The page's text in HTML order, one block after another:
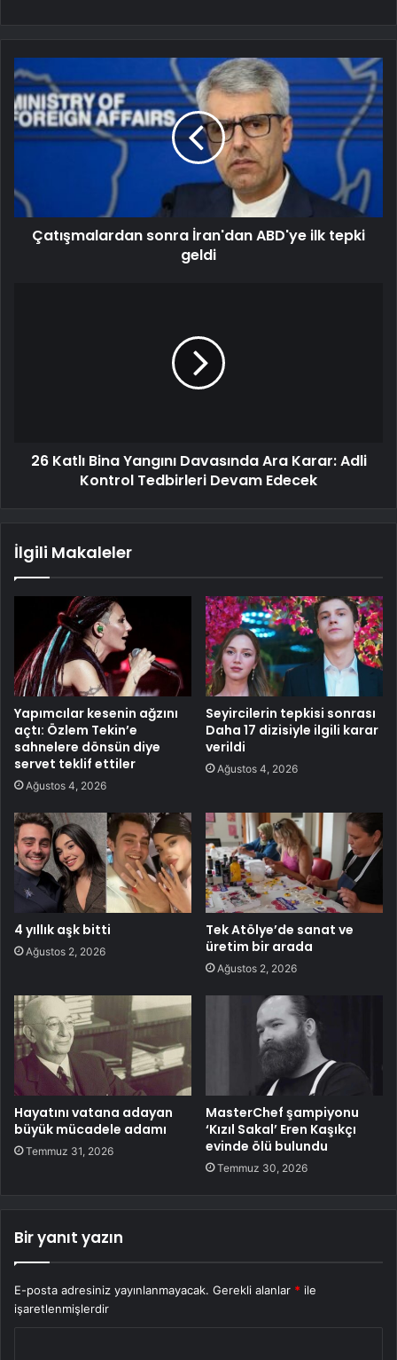
Çatışmalardan sonra İran'dan ABD'ye ilk tepki
geldi
26 Katlı Bina Yangını Davasında Ara Karar: Adli
Kontrol Tedbirleri Devam Edecek
İlgili Makaleler
Yapımcılar kesenin ağzını
açtı: Özlem Tekin’e
sahnelere dönsün diye
servet teklif ettiler
Ağustos 4, 2026
Seyircilerin tepkisi sonrası
Daha 17 dizisiyle ilgili karar
verildi
Ağustos 4, 2026
4 yıllık aşk bitti
Ağustos 2, 2026
Tek Atölye’de sanat ve
üretim bir arada
Ağustos 2, 2026
Hayatını vatana adayan
büyük mücadele adamı
Temmuz 31, 2026
MasterChef şampiyonu
‘Kızıl Sakal’ Eren Kaşıkçı
evinde ölü bulundu
Temmuz 30, 2026
Bir yanıt yazın
E-posta adresiniz yayınlanmayacak. Gerekli alanlar * ile
işaretlenmişlerdir